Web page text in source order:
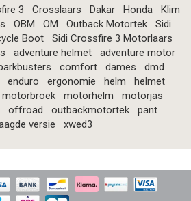
3 Crosslaars Dakar Honda
Klim
OBM OM Outback Motortek
Sidi
Boot
Sidi Crossfire 3 Motorlaars
adventure helmet
adventure motor
comfort dames
dmd
enduro ergonomie helm
helmet
motorbroek motorhelm
motorjas
offroad outbackmotortek
pant
versie
xwed3